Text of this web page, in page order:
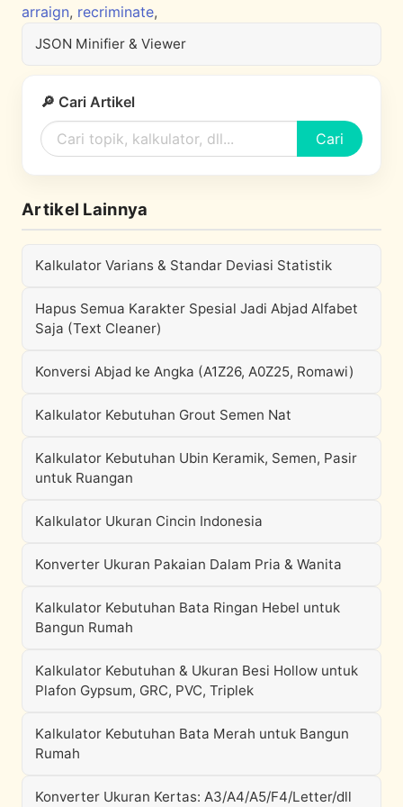
arraign, recriminate,
JSON Minifier & Viewer
🔎 Cari Artikel
Cari
Artikel Lainnya
Kalkulator Varians & Standar Deviasi Statistik
Hapus Semua Karakter Spesial Jadi Abjad Alfabet
Saja (Text Cleaner)
Konversi Abjad ke Angka (A1Z26, A0Z25, Romawi)
Kalkulator Kebutuhan Grout Semen Nat
Kalkulator Kebutuhan Ubin Keramik, Semen, Pasir
untuk Ruangan
Kalkulator Ukuran Cincin Indonesia
Konverter Ukuran Pakaian Dalam Pria & Wanita
Kalkulator Kebutuhan Bata Ringan Hebel untuk
Bangun Rumah
Kalkulator Kebutuhan & Ukuran Besi Hollow untuk
Plafon Gypsum, GRC, PVC, Triplek
Kalkulator Kebutuhan Bata Merah untuk Bangun
Rumah
Konverter Ukuran Kertas: A3/A4/A5/F4/Letter/dll